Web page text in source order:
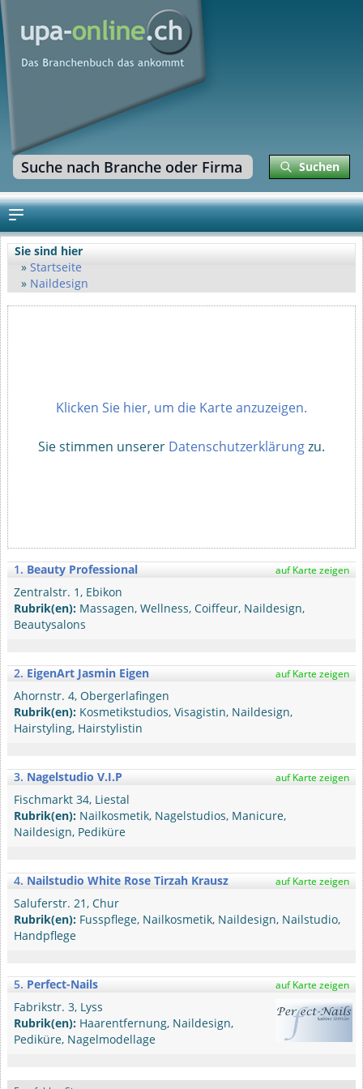
Suchen
Sie sind hier
Startseite
Naildesign
Klicken Sie hier, um die Karte anzuzeigen.
Sie stimmen unserer Datenschutzerklärungzu.
1. Beauty Professional auf Karte zeigen
Zentralstr. 1, Ebikon
Rubrik(en): Massagen, Wellness, Coiffeur, Naildesign,
Beautysalons
2. EigenArt Jasmin Eigen auf Karte zeigen
Ahornstr. 4, Obergerlafingen
Rubrik(en): Kosmetikstudios, Visagistin, Naildesign,
Hairstyling, Hairstylistin
3. Nagelstudio V.I.P auf Karte zeigen
Fischmarkt 34, Liestal
Rubrik(en): Nailkosmetik, Nagelstudios, Manicure,
Naildesign, Pediküre
4. Nailstudio White Rose Tirzah Krausz auf Karte zeigen
Saluferstr. 21, Chur
Rubrik(en): Fusspflege, Nailkosmetik, Naildesign, Nailstudio,
Handpflege
5. Perfect-Nails auf Karte zeigen
Fabrikstr. 3, Lyss
Rubrik(en): Haarentfernung, Naildesign,
Pediküre, Nagelmodellage